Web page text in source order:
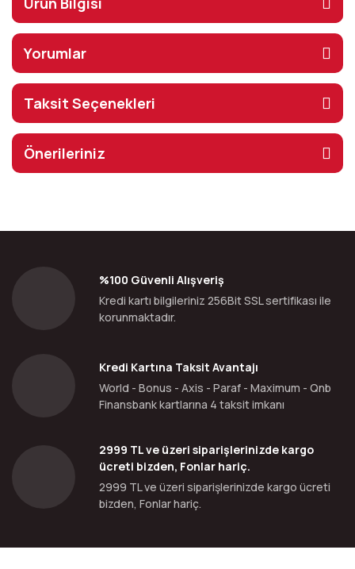
Yorumlar
Taksit Seçenekleri
Önerileriniz
%100 Güvenli Alışveriş
Kredi kartı bilgileriniz 256Bit SSL sertifikası ile
korunmaktadır.
Kredi Kartına Taksit Avantajı
World - Bonus - Axis - Paraf - Maximum - Qnb
Finansbank kartlarına 4 taksit imkanı
2999 TL ve üzeri siparişlerinizde kargo
ücreti bizden, Fonlar hariç.
2999 TL ve üzeri siparişlerinizde kargo ücreti
bizden, Fonlar hariç.